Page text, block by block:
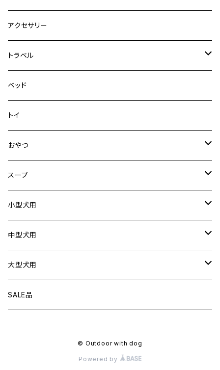
デニム＆コーデュロイ
その他
デニム＆コーデュロイ
その他
クイックハーネス
メッシュフィットハーネス
デニム＆コーデュロイ
その他
DFDブースト
アクセサリー
トラベル
ドライブハーネス
カーシートアタッチメント
クリック
ドライブシートカバー
ドライブボックス
ベッド
トイ
おやつ
犬用
猫用
スープ
犬用
猫用
小型犬用
リード
首輪
ハーネス
中型犬用
リード
首輪
大型犬用
リード
SALE品
© Outdoor with dog
Powered by